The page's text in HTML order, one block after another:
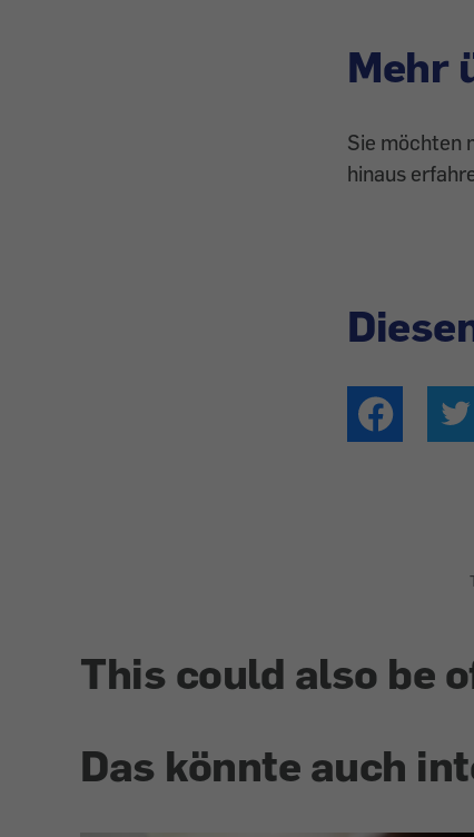
Mehr
Sie möchten
hinaus
This could also be
Das könnte auch